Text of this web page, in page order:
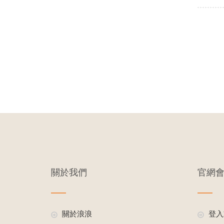
關於我們
關於浪浪
官網
登